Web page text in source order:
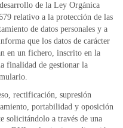
de la Ley Orgánica
relativo a la protección de las
de datos personales y a
que los datos de carácter
en un fichero, inscrito en la
finalidad de gestionar la
rectificación, supresión
portabilidad y oposición
solicitándolo a través de una